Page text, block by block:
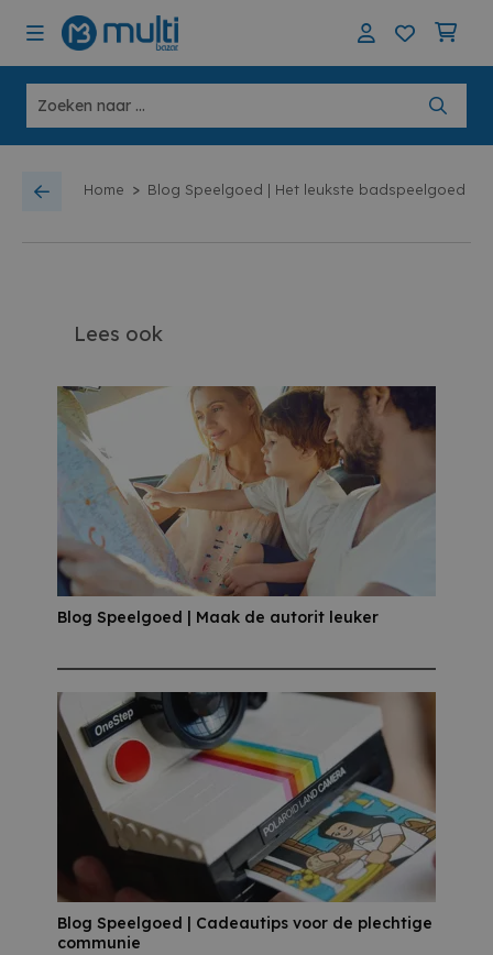
Home > Blog Speelgoed | Het leukste badspeelgoed
Lees ook
Blog Speelgoed | Maak de autorit leuker
Blog Speelgoed | Cadeautips voor de plechtige
communie